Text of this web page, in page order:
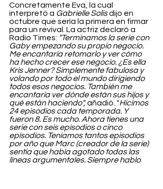
Concretamente Eva, la cual
interpretó a Gabrielle Solis dijo en
octubre que sería la primera en firmar
para un revival. La actriz declaró a
Radio Times: "Terminamos la serie con
Gaby empezando su propio negocio.
Me encantaría retomarlo y ver cómo
ha hecho crecer ese negocio. ¿Es ella
Kris Jenner? Simplemente fabulosa y
volando por todo el mundo dirigiendo
todos esos negocios. También me
encantaría ver dónde están sus hijos y
qué están haciendo", añadió. "Hicimos
24 episodios cada temporada. Y
fueron 8. Es mucho. Ahora tienes una
serie con seis episodios o cinco
episodios. Teníamos tantos episodios
por año que Marc (creador de la serie)
sentía que había agotado todas las
líneas argumentales. Siempre hablo